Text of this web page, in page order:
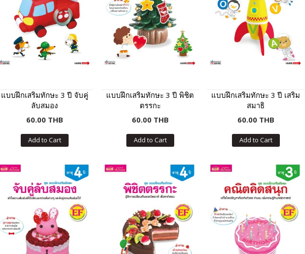
แบบฝึกเสริมทักษะ 3 ปี จับคู่
ลับสมอง
60.00 THB
Add to Cart
แบบฝึกเสริมทักษะ 3 ปี พิชิต
ตรรกะ
60.00 THB
Add to Cart
แบบฝึกเสริมทักษะ 3 ปี เสริม
สมาธิ
60.00 THB
Add to Cart